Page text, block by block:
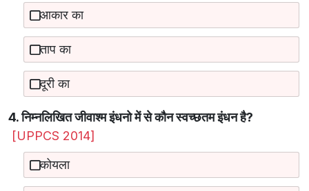
आकार का
ताप का
दूरी का
4. निम्नलिखित जीवाश्म इंधनो में से कौन स्वच्छतम इंधन है?
[UPPCS 2014]
कोयला